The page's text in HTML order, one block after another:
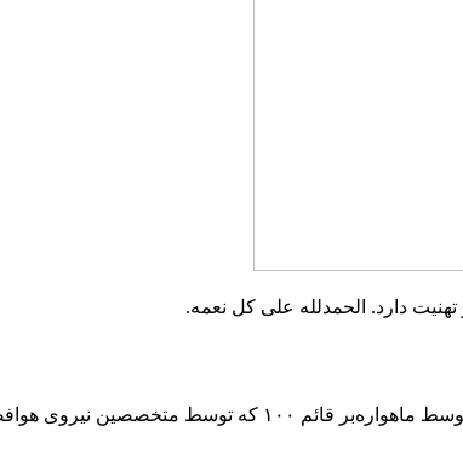
????گفتنی است ماهواره تحقیقاتی «چمران – ۱» صبح امروز